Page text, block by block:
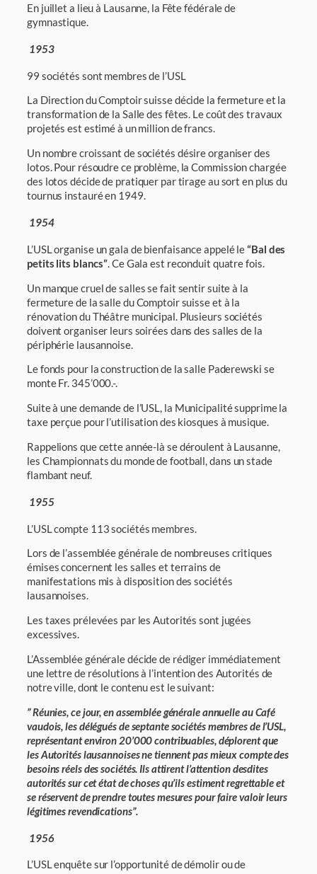
En juillet a lieu à Lausanne, la Fête fédérale de
gymnastique.
1953
99 sociétés sont membres de l’USL
La Direction du Comptoir suisse décide la fermeture et la
transformation de la Salle des fêtes. Le coût des travaux
projetés est estimé à un million de francs.
Un nombre croissant de sociétés désire organiser des
lotos. Pour résoudre ce problème, la Commission chargée
des lotos décide de pratiquer par tirage au sort en plus du
tournus instauré en 1949.
1954
L’USL organise un gala de bienfaisance appelé le“Bal des
petits lits blancs”. Ce Gala est reconduit quatre fois.
Un manque cruel de salles se fait sentir suite à la
fermeture de la salle du Comptoir suisse et à la
rénovation du Théâtre municipal. Plusieurs sociétés
doivent organiser leurs soirées dans des salles de la
périphérie lausannoise.
Le fonds pour la construction de la salle Paderewski se
monte Fr. 345’000.-.
Suite à une demande de l’USL, la Municipalité supprime la
taxe perçue pour l’utilisation des kiosques à musique.
Rappelions que cette année-là se déroulent à Lausanne,
les Championnats du monde de football, dans un stade
flambant neuf.
1955
L’USL compte 113 sociétés membres.
Lors de l’assemblée générale de nombreuses cri­tiques
émises concernent les salles et terrains de
manifestations mis à disposition des socié­tés
lausannoises.
Les taxes prélevées par les Autorités sont jugées
excessives.
L’Assemblée générale décide de rédiger immédiatement
une lettre de résolutions à l’intention des Autorités de
notre ville, dont le contenu est le suivant:
” Réunies, ce jour, en assemblée générale annuelle au Café
vaudois, les délégués de septante sociétés membres de l’USL,
représentant environ 20’000 contribuables, déplorent que
les Autorités lausannoises ne tiennent pas mieux compte des
besoins réels des socié­tés. Ils attirent l’attention desdites
autorités sur cet état de choses qu’ils estiment regrettable et
se réservent de prendre toutes mesures pour faire valoir leurs
légitimes revendi­cations”.
1956
L’USL enquête sur l’opportunité de démolir ou de